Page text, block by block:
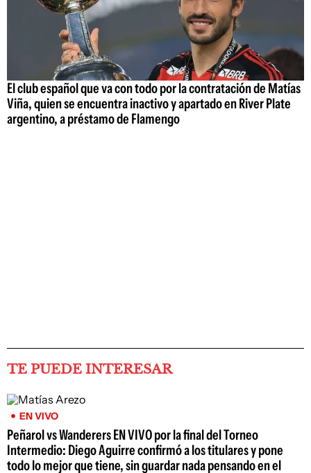
El club español que va con todo por la contratación de Matías
Viña, quien se encuentra inactivo y apartado en River Plate
argentino, a préstamo de Flamengo
TE PUEDE INTERESAR
EN VIVO
Peñarol vs Wanderers EN VIVO por la final del Torneo
Intermedio: Diego Aguirre confirmó a los titulares y pone
todo lo mejor que tiene, sin guardar nada pensando en el